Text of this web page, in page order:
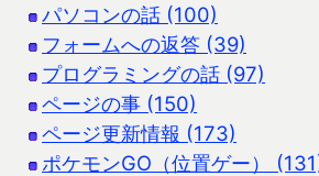
パソコンの話 (100)
フォームへの返答 (39)
プログラミングの話 (97)
ページの事 (150)
ページ更新情報 (173)
ポケモンGO（位置ゲー）